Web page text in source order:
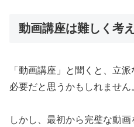
動画講座は難しく考
「動画講座」と聞くと、立
必要だと思うかもしれません
しかし、最初から完璧な動画